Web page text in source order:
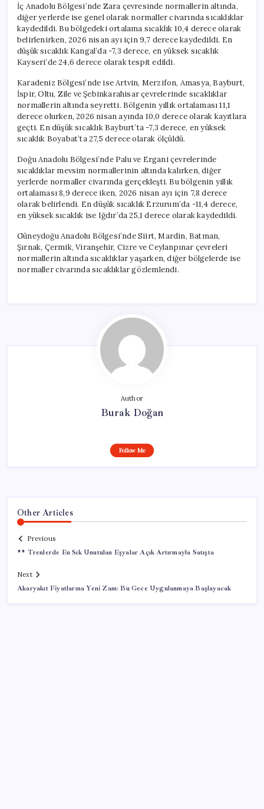
İç Anadolu Bölgesi’nde Zara çevresinde normallerin altında,
diğer yerlerde ise genel olarak normaller civarında sıcaklıklar
kaydedildi. Bu bölgedeki ortalama sıcaklık 10,4 derece olarak
belirlenirken, 2026 nisan ayı için 9,7 derece kaydedildi. En
düşük sıcaklık Kangal’da -7,3 derece, en yüksek sıcaklık
Kayseri’de 24,6 derece olarak tespit edildi.
Karadeniz Bölgesi’nde ise Artvin, Merzifon, Amasya, Bayburt,
İspir, Oltu, Zile ve Şebinkarahisar çevrelerinde sıcaklıklar
normallerin altında seyretti. Bölgenin yıllık ortalaması 11,1
derece olurken, 2026 nisan ayında 10,0 derece olarak kayıtlara
geçti. En düşük sıcaklık Bayburt’ta -7,3 derece, en yüksek
sıcaklık Boyabat’ta 27,5 derece olarak ölçüldü.
Doğu Anadolu Bölgesi’nde Palu ve Ergani çevrelerinde
sıcaklıklar mevsim normallerinin altında kalırken, diğer
yerlerde normaller civarında gerçekleşti. Bu bölgenin yıllık
ortalaması 8,9 derece iken, 2026 nisan ayı için 7,8 derece
olarak belirlendi. En düşük sıcaklık Erzurum’da -11,4 derece,
en yüksek sıcaklık ise Iğdır’da 25,1 derece olarak kaydedildi.
Güneydoğu Anadolu Bölgesi’nde Siirt, Mardin, Batman,
Şırnak, Çermik, Viranşehir, Cizre ve Ceylanpınar çevreleri
normallerin altında sıcaklıklar yaşarken, diğer bölgelerde ise
normaller civarında sıcaklıklar gözlemlendi.
Author
Burak Doğan
Follow Me
Other Articles
Previous
** Trenlerde En Sık Unutulan Eşyalar Açık Artırmayla Satışta
Next
Akaryakıt Fiyatlarına Yeni Zam: Bu Gece Uygulanmaya Başlayacak